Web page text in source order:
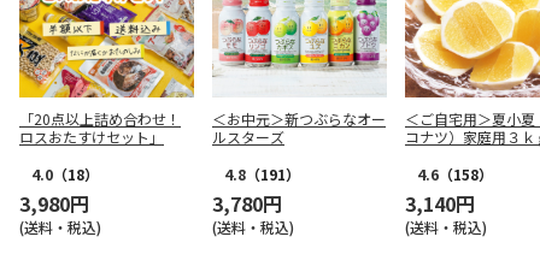
「20点以上詰め合わせ！
ロスおたすけセット」
4.0 （18）
3,980円
(送料・税込)
＜お中元＞新つぶらなオー
ルスターズ
4.8 （191）
3,780円
(送料・税込)
＜ご自宅用＞夏小夏
コナツ）家庭用３ｋ
4.6 （158）
3,140円
(送料・税込)